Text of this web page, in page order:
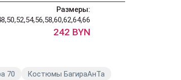
Размеры:
242 BYN
70
Костюмы БагираАнТа